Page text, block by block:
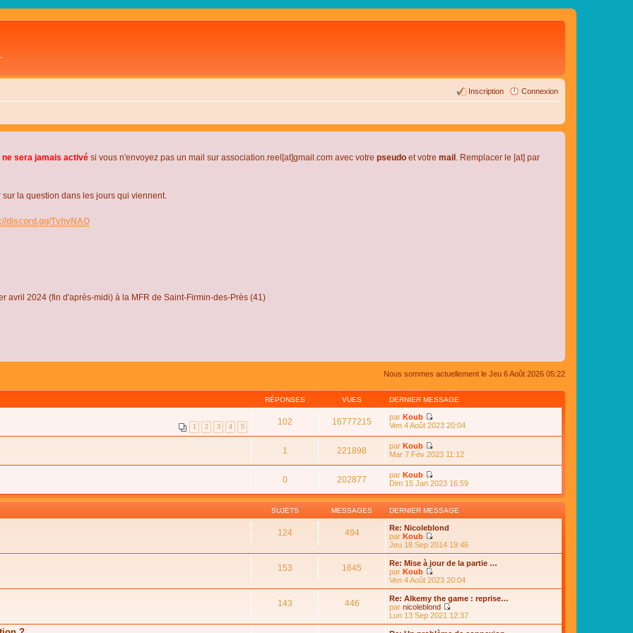
Connexion
Inscription
sera jamais activé si vous n'envoyez pas un mail sur association.reel[at]gmail.com avec votre pseudo et votre mail . Remplacer le [at] par
la question dans les jours qui viennent.
discord.gg/TvhyNAQ
avril 2024 (fin d'après-midi) à la MFR de Saint-Firmin-des-Près (41)
Nous sommes actuellement le Jeu 6 Août 2026 05:22
RÉPONSES VUES DERNIER MESSAGE
1 2 3 4 5 102 16777215 par Koub
C
u
l
e
l
e
d
e
n
r
m
e
s
a
g
e
Ven 4 Août 2023 20:04
1 221898 par Koub
C
u
l
t
e
r
l
d
e
r
i
e
r
m
e
s
s
Mar 7 Fév 2023 11:12
0 202877 par Koub
C
n
s
u
l
t
e
r
e
e
r
n
i
e
r
Dim 15 Jan 2023 16:59
SUJETS MESSAGES DERNIER MESSAGE
124 494
Re: Nicoleblond
par Koub
C
o
n
s
u
l
e
r
l
Jeu 18 Sep 2014 19:46
153 1645
Re: Mise à jour de la partie …
par Koub
C
o
n
s
u
l
t
Ven 4 Août 2023 20:04
143 446
Re: Alkemy the game : reprise…
par nicoleblond
C
o
n
Lun 13 Sep 2021 12:37